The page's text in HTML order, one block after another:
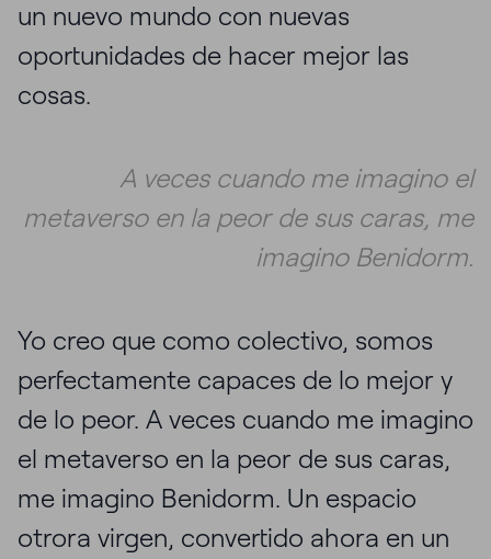
un nuevo mundo con nuevas
oportunidades de hacer mejor las
cosas.
A veces cuando me imagino el
metaverso en la peor de sus caras, me
imagino Benidorm.
Yo creo que como colectivo, somos
perfectamente capaces de lo mejor y
de lo peor. A veces cuando me imagino
el metaverso en la peor de sus caras,
me imagino Benidorm. Un espacio
otrora virgen, convertido ahora en un